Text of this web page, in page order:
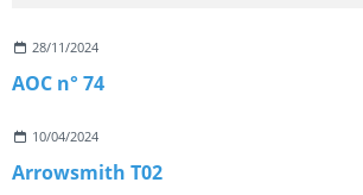
28/11/2024
AOC n° 74
10/04/2024
Arrowsmith T02